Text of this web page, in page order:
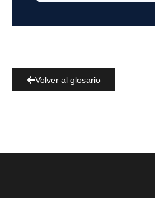
Volver al glosario